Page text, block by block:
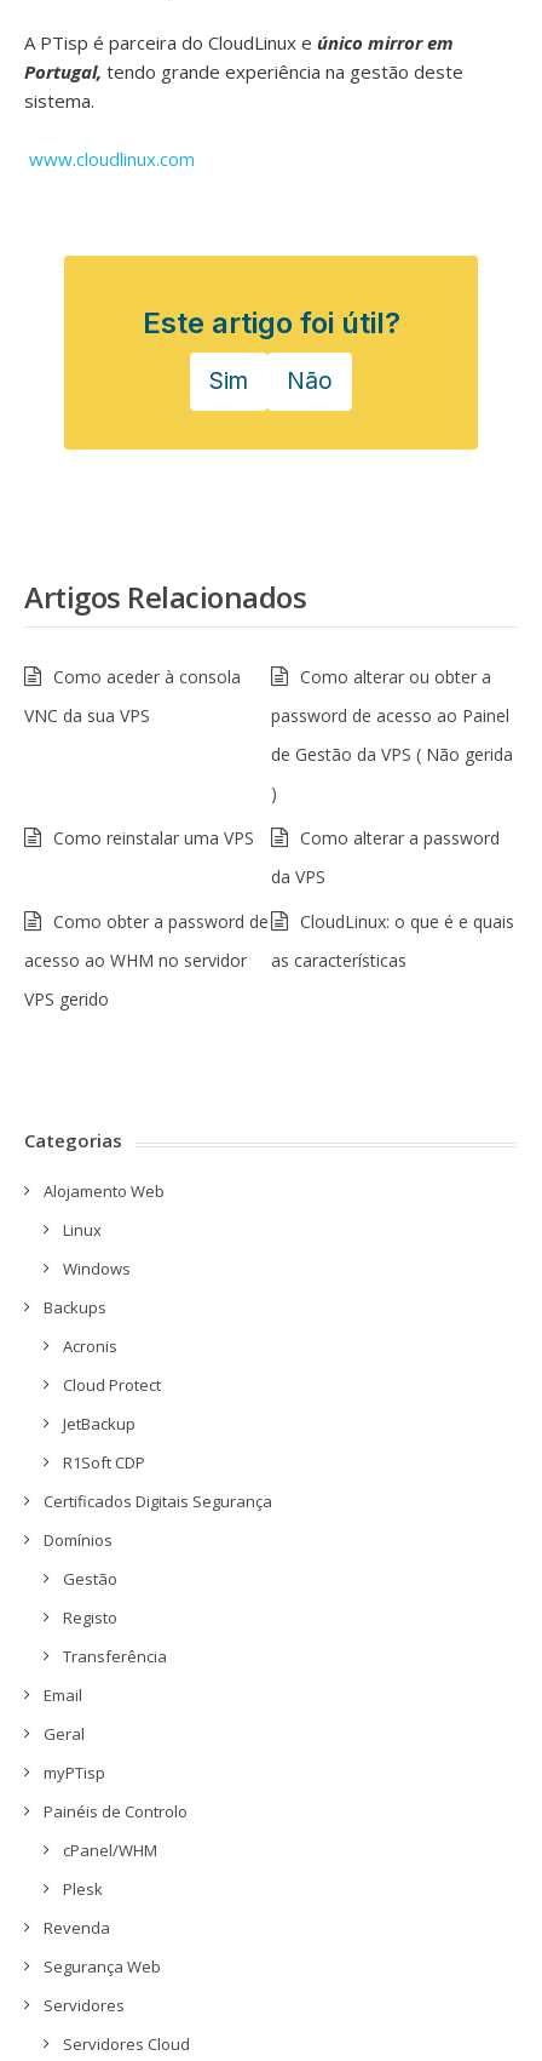
A PTisp é parceira do CloudLinux e único mirror em
Portugal, tendo grande experiência na gestão deste
sistema.
www.cloudlinux.com
Este artigo foi útil?
Sim Não
Artigos Relacionados
Como aceder à consola
VNC da sua VPS
Como alterar ou obter a
password de acesso ao Painel
de Gestão da VPS ( Não gerida
)
Como reinstalar uma VPS
Como alterar a password
da VPS
Como obter a password de
acesso ao WHM no servidor
VPS gerido
CloudLinux: o que é e quais
as características
Categorias
Alojamento Web
Linux
Windows
Backups
Acronis
Cloud Protect
JetBackup
R1Soft CDP
Certificados Digitais Segurança
Domínios
Gestão
Registo
Transferência
Email
Geral
myPTisp
Painéis de Controlo
cPanel/WHM
Plesk
Revenda
Segurança Web
Servidores
Servidores Cloud